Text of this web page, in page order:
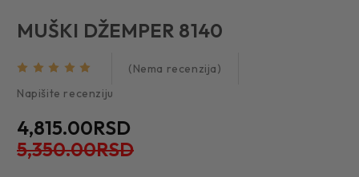
MUŠKI DŽEMPER 8140
(Nema recenzija)
Napišite recenziju
4,815.00RSD
5,350.00RSD